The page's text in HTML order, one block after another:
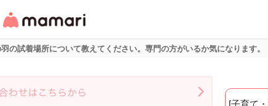
リ・情報サイト
の試着場所について教えてください。専門の方がいるか気になります。
[子育て